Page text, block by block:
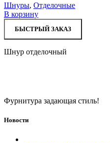
Шнуры, Отделочные
В корзину
БЫСТРЫЙ ЗАКАЗ
Шнур отделочный
Фурнитура задающая стиль!
Новости